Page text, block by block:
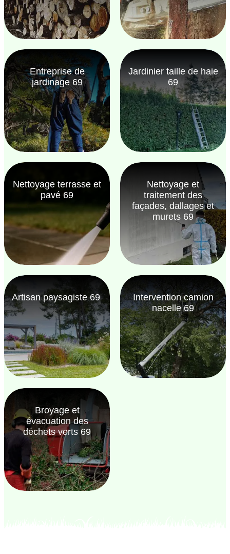
Entreprise de
jardinage 69
Jardinier taille de haie
69
Nettoyage terrasse et
pavé 69
Nettoyage et
traitement des
façades, dallages et
murets 69
Artisan paysagiste 69
Intervention camion
nacelle 69
Broyage et
évacuation des
déchets verts 69